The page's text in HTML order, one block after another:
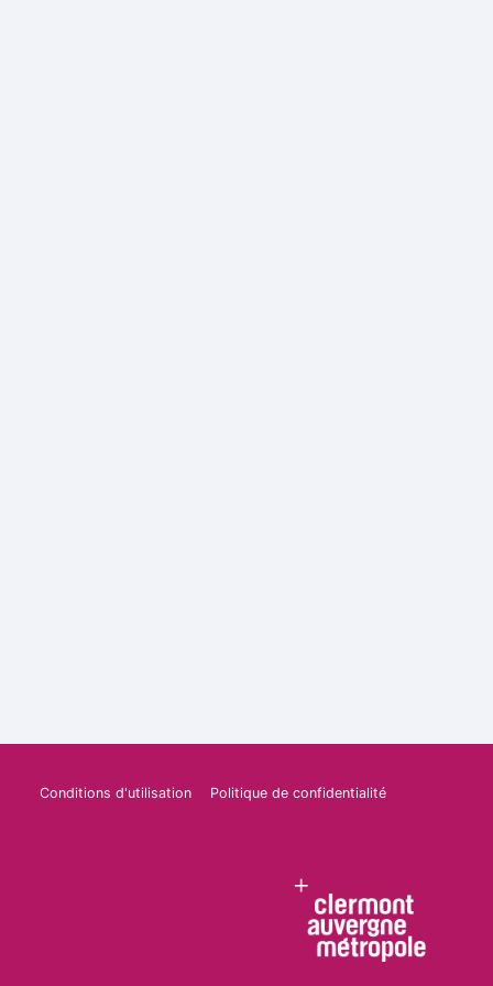
Conditions d'utilisation Politique de confidentialité